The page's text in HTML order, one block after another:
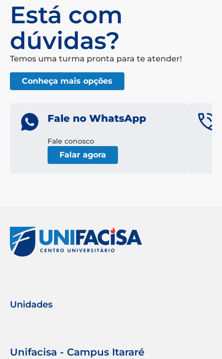
Está com
dúvidas?
Temos uma turma pronta para te atender!
Conheça mais opções
Fale no WhatsApp
Fale conosco
Falar agora
Unidades
Unifacisa - Campus Itararé